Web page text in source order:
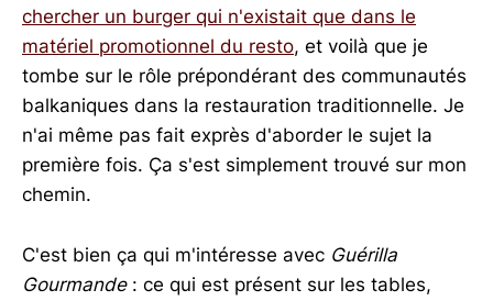
chercher un burger qui n'existait que dans le
matériel promotionnel du resto, et voilà que je
tombe sur le rôle prépondérant des communautés
balkaniques dans la restauration traditionnelle. Je
n'ai même pas fait exprès d'aborder le sujet la
première fois. Ça s'est simplement trouvé sur mon
chemin.
C'est bien ça qui m'intéresse avec Guérilla
Gourmande: ce qui est présent sur les tables,